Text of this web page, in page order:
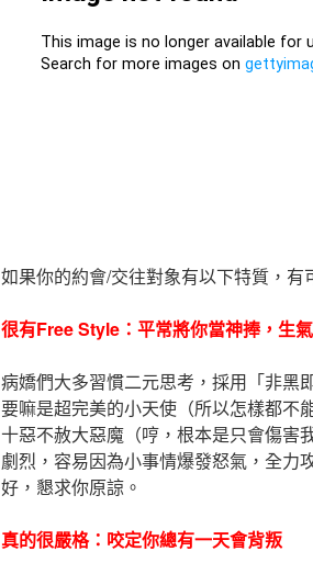
如果你的約會/交往對象有以下特質，有
很有Free Style：平常將你當神捧，生
病嬌們大多習慣二元思考，採用「非黑
要嘛是超完美的小天使（所以怎樣都不
十惡不赦大惡魔（哼，根本是只會傷害
劇烈，容易因為小事情爆發怒氣，全力
好，懇求你原諒。
真的很嚴格：咬定你總有一天會背叛